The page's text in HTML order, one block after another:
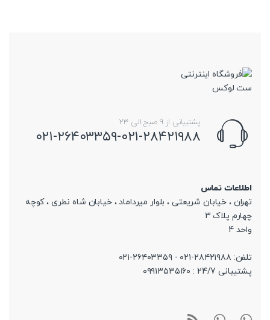
پشتیبانی از 9 صبح الی 23
۰۲۱-۲۶۴۰۳۳۵۹-۰۲۱-۲۸۴۲۱۹۸۸
اطلاعات تماس
تهران ، خیابان شریعتی ، بلوار میرداماد ، خیابان شاه نطری ، کوچه
چهارم پلاک 3
واحد 4
تلفن: ۲۸۴۲۱۹۸۸-۰۲۱ - ۲۶۴۰۳۳۵۹-۰۲۱
پشتیبانی 24/7 : ۰۹۹۱۳۵۳۵۱۶۰